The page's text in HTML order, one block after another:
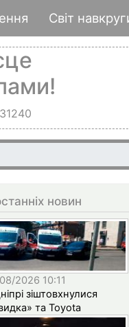
Світ
новин
2026 10:11
зіштовхнулися
та Toyota